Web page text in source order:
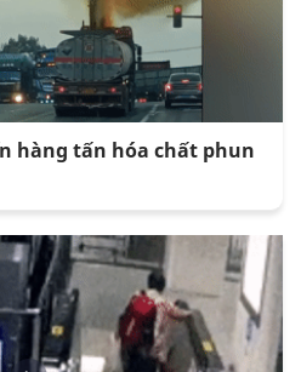
hàng tấn hóa chất phun